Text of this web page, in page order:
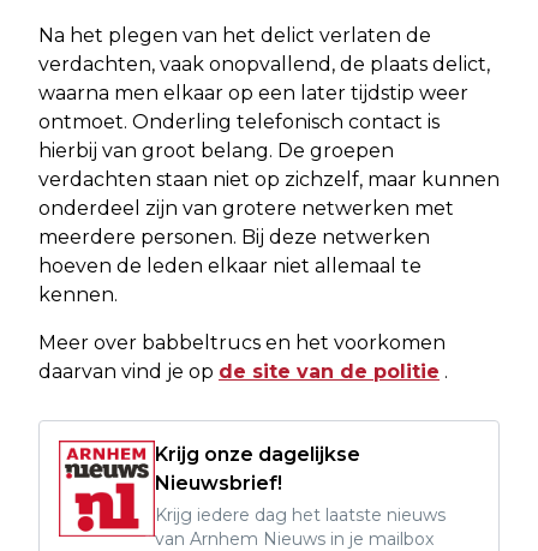
Na het plegen van het delict verlaten de
verdachten, vaak onopvallend, de plaats delict,
waarna men elkaar op een later tijdstip weer
ontmoet. Onderling telefonisch contact is
hierbij van groot belang. De groepen
verdachten staan niet op zichzelf, maar kunnen
onderdeel zijn van grotere netwerken met
meerdere personen. Bij deze netwerken
hoeven de leden elkaar niet allemaal te
kennen.
Meer over babbeltrucs en het voorkomen
daarvan vind je op de site van de politie .
Krijg onze dagelijkse
Nieuwsbrief!
Krijg iedere dag het laatste nieuws
van Arnhem Nieuws in je mailbox